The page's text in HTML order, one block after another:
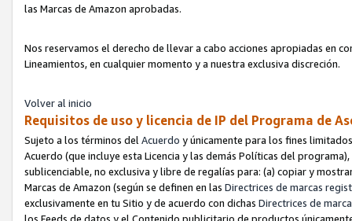
las Marcas de Amazon aprobadas.
Nos reservamos el derecho de llevar a cabo acciones apropiadas en
Lineamientos, en cualquier momento y a nuestra exclusiva discreción.
Volver al inicio
Requisitos de uso y licencia de IP del Programa de
Sujeto a los términos del Acuerdo y únicamente para los fines
Acuerdo (que incluye esta Licencia y las demás Políticas del
sublicenciable, no exclusiva y libre de regalías para: (a) copiar y
Marcas de Amazon (según se definen en las Directrices de marcas
exclusivamente en tu Sitio y de acuerdo con dichas Directrices de
los Feeds de datos y el Contenido publicitario de productos